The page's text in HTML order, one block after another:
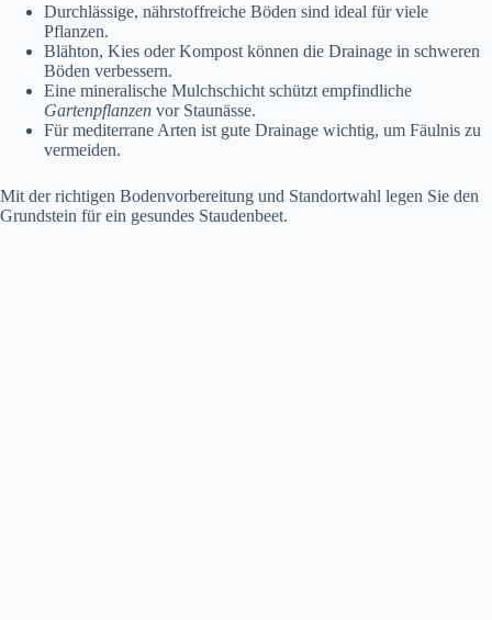
Durchlässige, nährstoffreiche Böden sind ideal für viele
Pflanzen.
Blähton, Kies oder Kompost können die Drainage in schweren
Böden verbessern.
Eine mineralische Mulchschicht schützt empfindliche
Gartenpflanzen vor Staunässe.
Für mediterrane Arten ist gute Drainage wichtig, um Fäulnis zu
vermeiden.
Mit der richtigen Bodenvorbereitung und Standortwahl legen Sie den
Grundstein für ein gesundes Staudenbeet.